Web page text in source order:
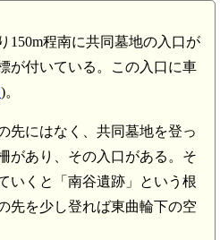
150m程南に共同墓地の入口が
が付いている。この入口に車
)。
先にはなく、共同墓地を登っ
があり、その入口がある。そ
いくと「南谷遺跡」という根
先を少し登れば東曲輪下の空